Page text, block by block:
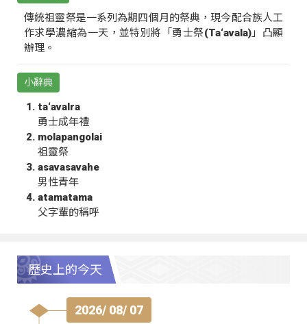
傳統祖靈祭是一系列為期四個月的祭典，現今配合族人工
作求學濃縮為一天，並特別將「勇士祭(Ta‘avala)」凸顯
辦理。
小辭典
ta‘avalra
勇士成年禮
molapangolai
祖靈祭
asavasavahe
男性青年
atamatama
父字輩的稱呼
歷史上的今天
2026/ 08/ 07